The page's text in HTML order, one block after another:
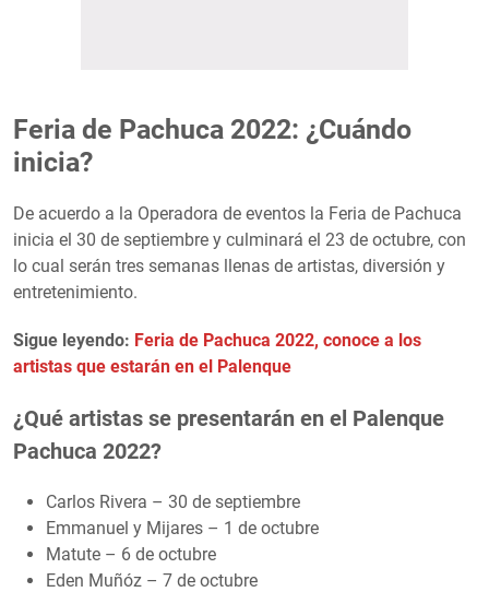
Feria de Pachuca 2022: ¿Cuándo
inicia?
De acuerdo a la Operadora de eventos la Feria de Pachuca
inicia el 30 de septiembre y culminará el 23 de octubre, con
lo cual serán tres semanas llenas de artistas, diversión y
entretenimiento.
Sigue leyendo: Feria de Pachuca 2022, conoce a los
artistas que estarán en el Palenque
¿Qué artistas se presentarán en el Palenque
Pachuca 2022?
Carlos Rivera – 30 de septiembre
Emmanuel y Mijares – 1 de octubre
Matute – 6 de octubre
Eden Muñóz – 7 de octubre